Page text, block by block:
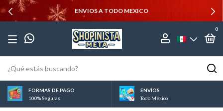
ENVIOS A TODO MEXICO
0
FORMAS DE PAGO
100% Seguras
ENVÍOS
Todo México